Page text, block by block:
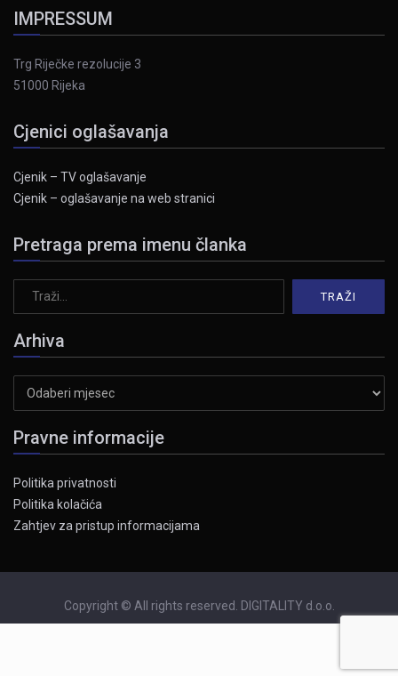
IMPRESSUM
Trg Riječke rezolucije 3
51000 Rijeka
Cjenici oglašavanja
Cjenik – TV oglašavanje
Cjenik – oglašavanje na web stranici
Pretraga prema imenu članka
Arhiva
Pravne informacije
Politika privatnosti
Politika kolačića
Zahtjev za pristup informacijama
Copyright © All rights reserved. DIGITALITY d.o.o.